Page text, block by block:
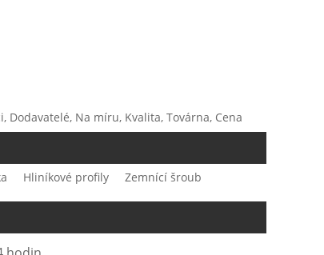
Dodavatelé, Na míru, Kvalita, Továrna, Cena
Hliníkové profily Zemnící šroub